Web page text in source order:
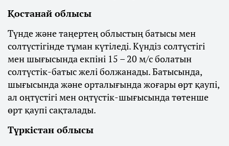
Қостанай облысы
Түнде және таңертең облыстың батысы мен
солтүстігінде тұман күтіледі. Күндіз солтүстігі
мен шығысында екпіні 15 – 20 м/с болатын
солтүстік-батыс желі болжанады. Батысында,
шығысында және орталығында жоғары өрт қаупі,
ал оңтүстігі мен оңтүстік-шығысында төтенше
өрт қаупі сақталады.
Түркістан облысы